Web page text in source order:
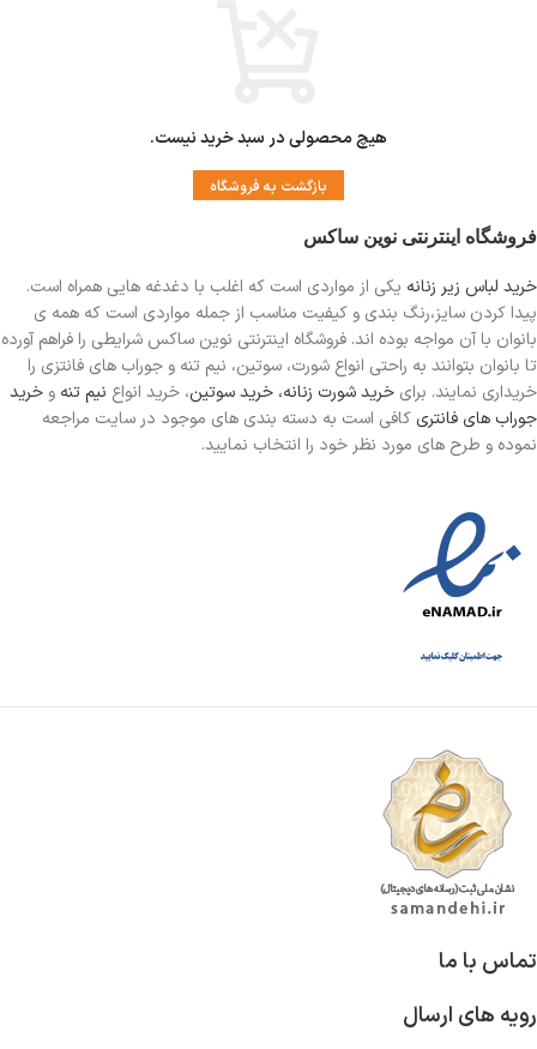
هیچ محصولی در سبد خرید نیست.
بازگشت به فروشگاه
فروشگاه اینترنتی نوین ساکس
خرید لباس زیر زنانه یکی از مواردی است که اغلب با دغدغه هایی همراه است.
پیدا کردن سایز،رنگ بندی و کیفیت مناسب از جمله مواردی است که همه ی
بانوان با آن مواجه بوده اند. فروشگاه اینترنتی نوین ساکس شرایطی را فراهم آورده
تا بانوان بتوانند به راحتی انواع شورت، سوتین، نیم تنه و جوراب های فانتزی را
خریداری نمایند. برای خرید شورت زنانه، خرید سوتین، خرید انواع نیم تنه و خرید
جوراب های فانتری کافی است به دسته بندی های موجود در سایت مراجعه
نموده و طرح های مورد نظر خود را انتخاب نمایید.
تماس با ما
رویه های ارسال